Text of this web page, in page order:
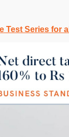
Test Series for